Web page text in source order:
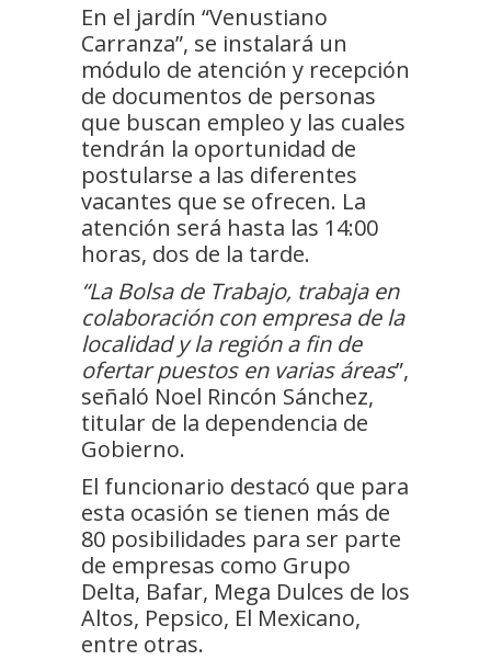
En el jardín “Venustiano
Carranza”, se instalará un
módulo de atención y recepción
de documentos de personas
que buscan empleo y las cuales
tendrán la oportunidad de
postularse a las diferentes
vacantes que se ofrecen. La
atención será hasta las 14:00
horas, dos de la tarde.
“La Bolsa de Trabajo, trabaja en
colaboración con empresa de la
localidad y la región a fin de
ofertar puestos en varias áreas”,
señaló Noel Rincón Sánchez,
titular de la dependencia de
Gobierno.
El funcionario destacó que para
esta ocasión se tienen más de
80 posibilidades para ser parte
de empresas como Grupo
Delta, Bafar, Mega Dulces de los
Altos, Pepsico, El Mexicano,
entre otras.